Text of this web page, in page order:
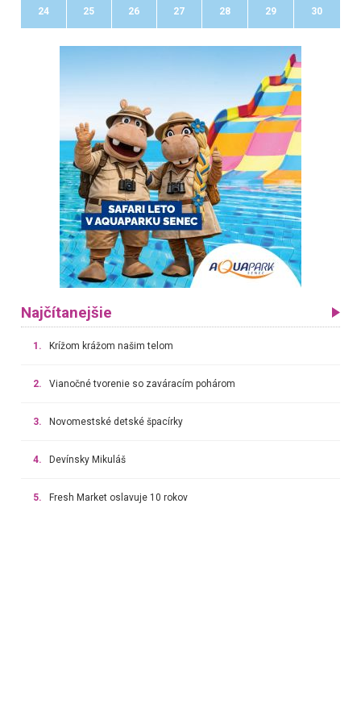
24 25 26 27 28 29 30
Najčítanejšie
1. Krížom krážom našim telom
2. Vianočné tvorenie so zaváracím pohárom
3. Novomestské detské špacírky
4. Devínsky Mikuláš
5. Fresh Market oslavuje 10 rokov